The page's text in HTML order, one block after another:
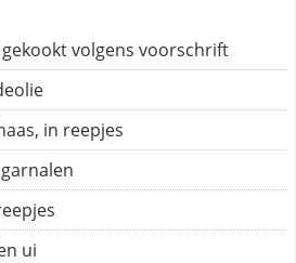
volgens voorschrift
in reepjes
ui